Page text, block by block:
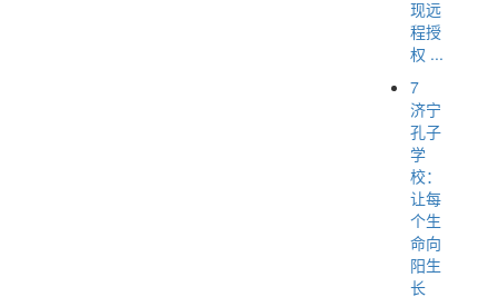
现远
程授
权 ...
7
济宁
孔子
学
校：
让每
个生
命向
阳生
长